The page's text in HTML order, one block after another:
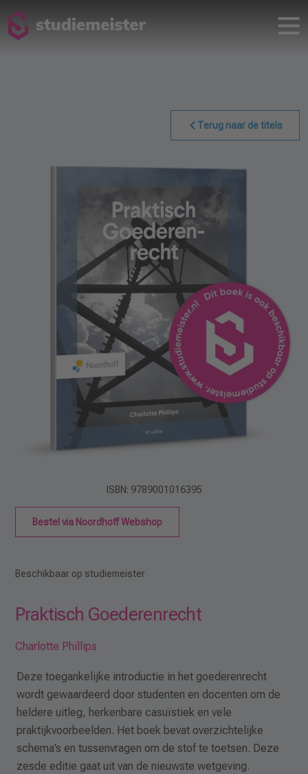
Terug naar de titels
ISBN: 9789001016395
Bestel via Noordhoff Webshop
Beschikbaar op studiemeister
Praktisch Goederenrecht
Charlotte Phillips
Deze toegankelijke introductie in het goederenrecht
wordt gewaardeerd door studenten en docenten om de
heldere uitleg, herkenbare casuïstiek en vele
praktijkvoorbeelden. Het boek bevat overzichtelijke
schema’s en tussenvragen om de stof te toetsen. Deze
zesde editie gaat uit van de nieuwste wetgeving.